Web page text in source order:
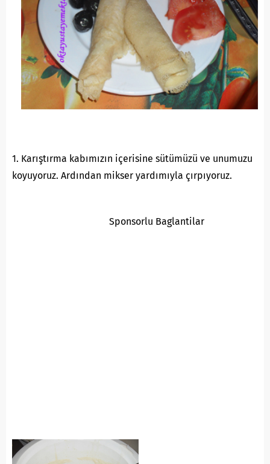
1. Karıştırma kabımızın içerisine sütümüzü ve unumuzu
koyuyoruz. Ardından mikser yardımıyla çırpıyoruz.
Sponsorlu Baglantilar